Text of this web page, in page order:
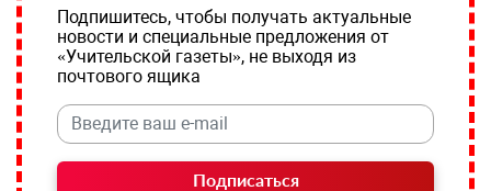
Подпишитесь, чтобы получать актуальные
новости и специальные предложения от
«Учительской газеты», не выходя из
почтового ящика
Подписаться